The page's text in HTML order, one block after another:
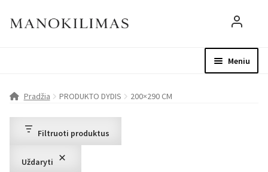
Meniu
D.U.K.
Pradžia PRODUKTO DYDIS 200×290 CM
Filtruoti produktus
Uždaryti